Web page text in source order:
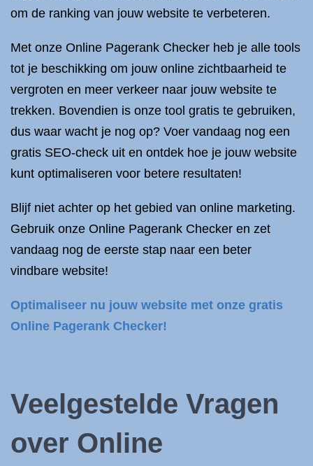
om de ranking van jouw website te verbeteren.
Met onze Online Pagerank Checker heb je alle tools
tot je beschikking om jouw online zichtbaarheid te
vergroten en meer verkeer naar jouw website te
trekken. Bovendien is onze tool gratis te gebruiken,
dus waar wacht je nog op? Voer vandaag nog een
gratis SEO-check uit en ontdek hoe je jouw website
kunt optimaliseren voor betere resultaten!
Blijf niet achter op het gebied van online marketing.
Gebruik onze Online Pagerank Checker en zet
vandaag nog de eerste stap naar een beter
vindbare website!
Optimaliseer nu jouw website met onze gratis
Online Pagerank Checker!
Veelgestelde Vragen
over Online